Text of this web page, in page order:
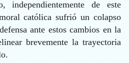
de este
católica sufrió un colapso
ante estos cambios en la
brevemente la trayectoria